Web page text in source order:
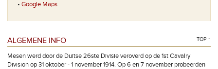
• Google Maps
ALGEMENE INFO TOP ↑
Mesen werd door de Duitse 26ste Divisie veroverd op de 1st Cavalry
Division op 31 oktober - 1 november 1914. Op 6 en 7 november probeerden